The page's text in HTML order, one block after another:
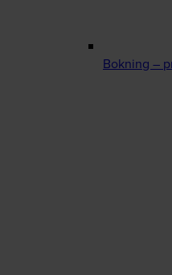
Bokning –